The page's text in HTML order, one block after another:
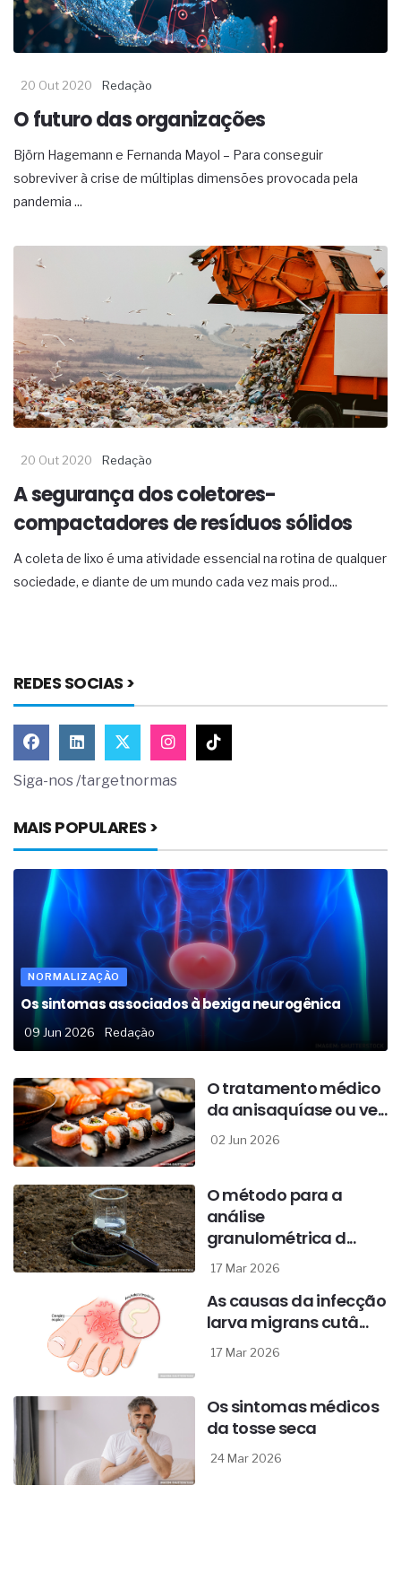
20 Out 2020 Redação
O futuro das organizações
Björn Hagemann e Fernanda Mayol – Para conseguir
sobreviver à crise de múltiplas dimensões provocada pela
pandemia ...
20 Out 2020 Redação
A segurança dos coletores-
compactadores de resíduos sólidos
A coleta de lixo é uma atividade essencial na rotina de qualquer
sociedade, e diante de um mundo cada vez mais prod...
REDES SOCIAS >
Siga-nos /targetnormas
MAIS POPULARES >
NORMALIZAÇÃO
Os sintomas associados à bexiga neurogênica
09 Jun 2026 Redação
O tratamento médico
da anisaquíase ou ve...
02 Jun 2026
O método para a
análise
granulométrica d...
17 Mar 2026
As causas da infecção
larva migrans cutâ...
17 Mar 2026
Os sintomas médicos
da tosse seca
24 Mar 2026